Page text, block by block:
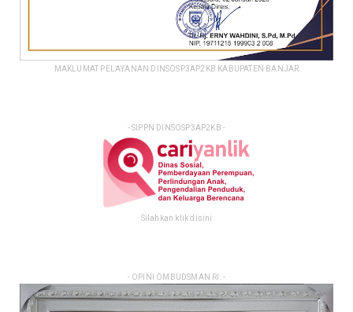
MAKLUMAT PELAYANAN DINSOSP3AP2KB KABUPATEN BANJAR
- SIPPN DINSOSP3AP2KB -
Silahkan klik disini
- OPINI OMBUDSMAN RI: -